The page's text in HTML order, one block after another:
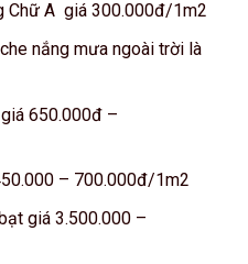
Chữ A giá 300.000đ/1m2
nắng mưa ngoài trời là
650.000đ –
– 700.000đ/1m2
giá 3.500.000 –